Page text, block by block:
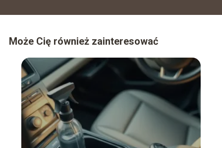
Może Cię również zainteresować